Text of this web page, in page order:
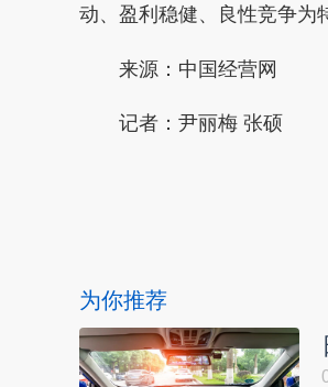
动、盈利稳健、良性竞争为
来源：中国经营网
记者：尹丽梅 张硕
为你推荐